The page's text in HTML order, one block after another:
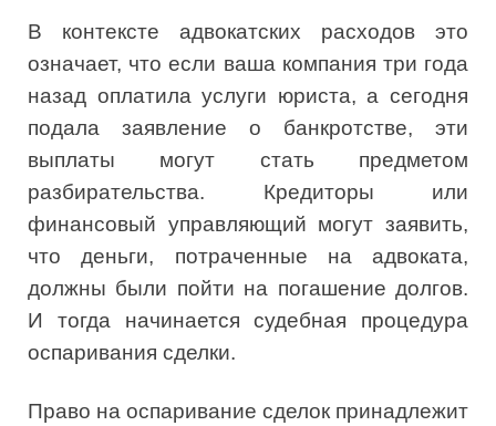
В контексте адвокатских расходов это
означает, что если ваша компания три года
назад оплатила услуги юриста, а сегодня
подала заявление о банкротстве, эти
выплаты могут стать предметом
разбирательства. Кредиторы или
финансовый управляющий могут заявить,
что деньги, потраченные на адвоката,
должны были пойти на погашение долгов.
И тогда начинается судебная процедура
оспаривания сделки.
Право на оспаривание сделок принадлежит